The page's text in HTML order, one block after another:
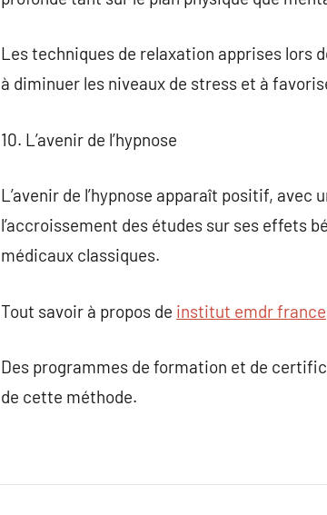
Les techniques de relaxation apprises lors
à diminuer les niveaux de stress et à
10. L’avenir de l’hypnose
L’avenir de l’hypnose apparaît positif,
l’accroissement des études sur ses effets
médicaux classiques.
Tout savoir à propos de institut emdr france
Des programmes de formation et de
de cette méthode.